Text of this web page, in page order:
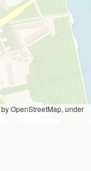
OpenStreetMap, under